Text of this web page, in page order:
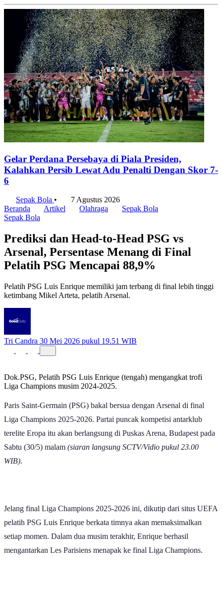
Gelar Perdana Persebaya di Piala Presiden,
Kalahkan Persib Lewat Adu Penalti Dengan Skor 7-
6
Sepak Bola •
7 Agustus 2026
Beranda
Artikel Olahraga
Sepak Bola
Sepak Bola
Prediksi dan Head-to-Head PSG vs
Arsenal, Persentase Menang di Final
Pelatih PSG Mencapai 88,9%
Pelatih PSG Luis Enrique memiliki jam terbang di final lebih tinggi
ketimbang Mikel Arteta, pelatih Arsenal.
Tri Candra 30 Mei 2026 pukul 19.51 WIB
Dok.PSG, Pelatih PSG Luis Enrique (tengah) mengangkat trofi
Liga Champions musim 2024-2025.
Paris Saint-Germain (PSG) bakal bersua dengan Arsenal di final
Liga Champions 2025-2026. Partai puncak kompetisi antarklub
terelite Eropa itu akan berlangsung di Puskas Arena, Budapest pada
Sabtu (30/5) malam (siaran langsung SCTV/Vidio pukul 23.00
WIB).
Jelang final Liga Champions 2025-2026 ini, dikutip dari situs UEFA
pelatih PSG Luis Enrique berkata timnya akan memaksimalkan
setiap momen. Dalam dua musim terakhir, Enrique berhasil
mengantarkan Les Parisiens menapak ke final Liga Champions.